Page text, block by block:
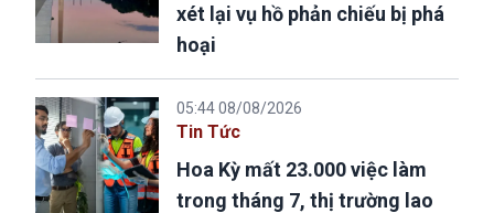
xét lại vụ hồ phản chiếu bị phá
hoại
05:44 08/08/2026
Tin Tức
Hoa Kỳ mất 23.000 việc làm
trong tháng 7, thị trường lao